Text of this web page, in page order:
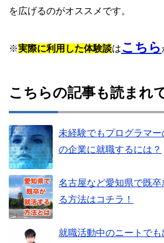
を広げるのがオススメです。
※実際に利用した体験談はこちら
こちらの記事も読まれ
未経験でもプログラマ
の企業に就職するには？
名古屋など愛知県で既
る方法はコチラ！
就職活動中のニートで